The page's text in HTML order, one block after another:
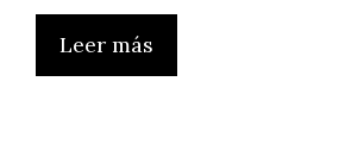
Leer más